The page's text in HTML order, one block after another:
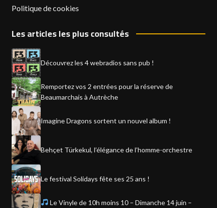
Politique de cookies
Les articles les plus consultés
Découvrez les 4 webradios sans pub !
Remportez vos 2 entrées pour la réserve de
Beaumarchais à Autrèche
Imagine Dragons sortent un nouvel album !
Behçet Türkekul, l’élégance de l’homme-orchestre
Le festival Solidays fête ses 25 ans !
Le Vinyle de 10h moins 10 – Dimanche 14 juin –